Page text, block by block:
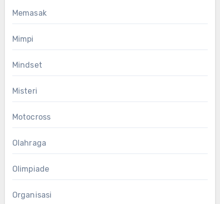
Memasak
Mimpi
Mindset
Misteri
Motocross
Olahraga
Olimpiade
Organisasi